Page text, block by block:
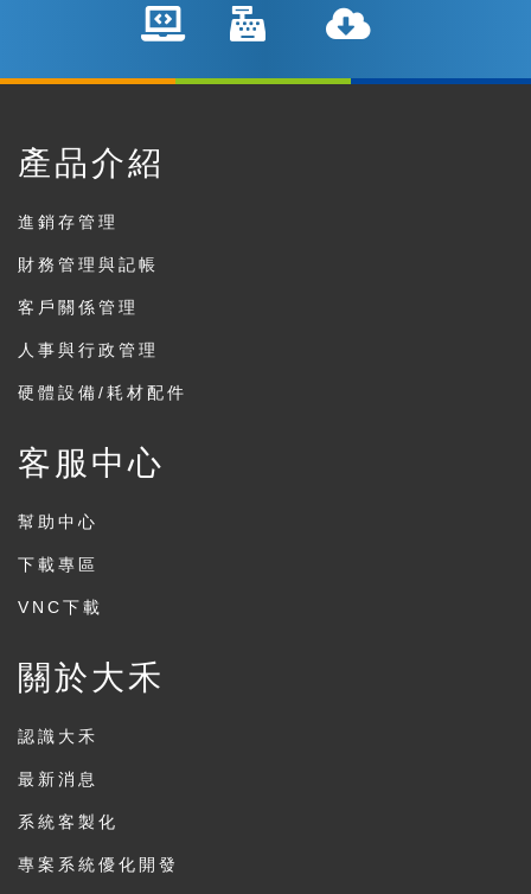
產品介紹
進銷存管理
財務管理與記帳
客戶關係管理
人事與行政管理
硬體設備/耗材配件
客服中心
幫助中心
下載專區
VNC下載
關於大禾
認識大禾
最新消息
系統客製化
專案系統優化開發